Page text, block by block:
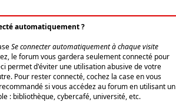
automatiquement ?
Se connecter automatiquement à chaque visite
le forum vous gardera seulement connecté pour
permet d'éviter une utilisation abusive de votre
Pour rester connecté, cochez la case en vous
si vous accédez au forum en utilisant un
: bibliothèque, cybercafé, université, etc.